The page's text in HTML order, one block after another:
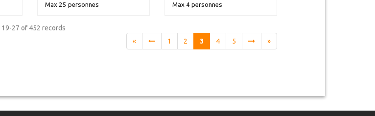
Max 25 personnes
Max 4 personnes
19-27 of 452 records
«
1 2 3 4 5 »